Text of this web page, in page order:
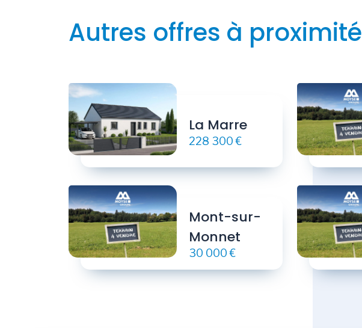
Autres offres à proximité
La Marre
228 300 €
Mont-sur-
Monnet
30 000 €